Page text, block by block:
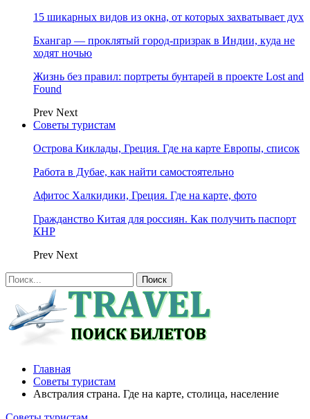
15 шикарных видов из окна, от которых захватывает дух
Бхангар — проклятый город-призрак в Индии, куда не
ходят ночью
Жизнь без правил: портреты бунтарей в проекте Lost and
Found
Prev Next
Советы туристам
Острова Киклады, Греция. Где на карте Европы, список
Работа в Дубае, как найти самостоятельно
Афитос Халкидики, Греция. Где на карте, фото
Гражданство Китая для россиян. Как получить паспорт
КНР
Prev Next
Главная
Советы туристам
Австралия страна. Где на карте, столица, население